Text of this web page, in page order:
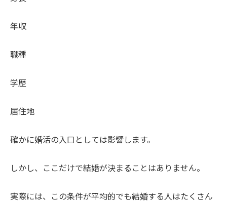
年収
職種
学歴
居住地
確かに婚活の入口としては影響します。
しかし、ここだけで結婚が決まることはありません。
実際には、この条件が平均的でも結婚する人はたくさん